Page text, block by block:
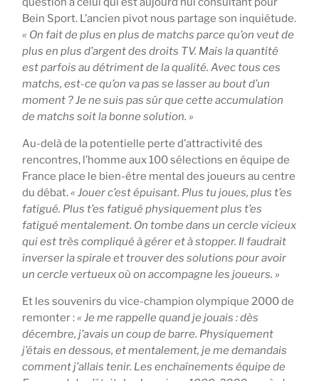
Bein Sport. L’ancien pivot nous partage son inquiétude.
« On fait de plus en plus de matchs parce qu’on veut de
plus en plus d’argent des droits TV. Mais la quantité
est parfois au détriment de la qualité. Avec tous ces
matchs, est-ce qu’on va pas se lasser au bout d’un
moment ? Je ne suis pas sûr que cette accumulation
de matchs soit la bonne solution. »
Au-delà de la potentielle perte d’attractivité des
rencontres, l’homme aux 100 sélections en équipe de
France place le bien-être mental des joueurs au centre
du débat.« Jouer c’est épuisant. Plus tu joues, plus t’es
fatigué. Plus t’es fatigué physiquement plus t’es
fatigué mentalement. On tombe dans un cercle vicieux
qui est très compliqué à gérer et à stopper. Il faudrait
inverser la spirale et trouver des solutions pour avoir
un cercle vertueux où on accompagne les joueurs. »
Et les souvenirs du vice-champion olympique 2000 de
remonter :« Je me rappelle quand je jouais : dès
décembre, j’avais un coup de barre. Physiquement
j’étais en dessous, et mentalement, je me demandais
comment j’allais tenir. Les enchaînements équipe de